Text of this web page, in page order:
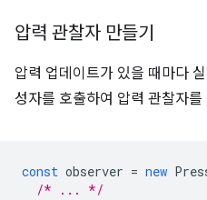
압력 관찰자 만들기
압력 업데이트가 있을 때마다
성자를 호출하여 압력 관찰자를
const observer = new
/* ... */